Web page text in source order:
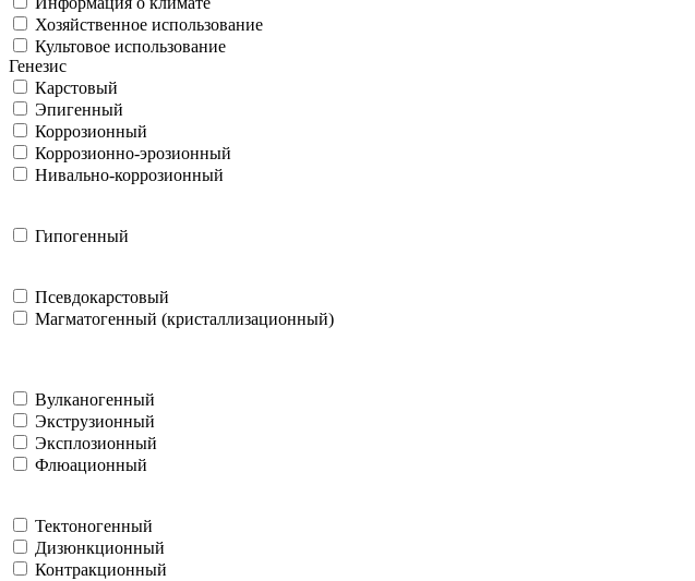
Хозяйственное использование
Культовое использование
Генезис
Карстовый
Эпигенный
Коррозионный
Коррозионно-эрозионный
Нивально-коррозионный
Гипогенный
Псевдокарстовый
Магматогенный (кристаллизационный)
Вулканогенный
Экструзионный
Эксплозионный
Флюационный
Тектоногенный
Дизюнкционный
Контракционный